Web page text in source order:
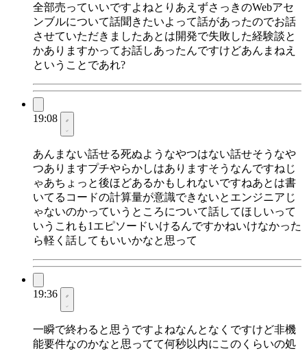
全部売っていいですよねとりあえずさっきのWebアセ
ンブルについて話聞きたいよって話があったのでお話
させていただきましたあとは開発で失敗した経験談と
かありますかってお話しあったんですけどあんまねえ
ということであれ?
19:08
あんまない話せる死ぬようなやつはない話せそうなや
つありますプチやらかしはありますそうなんですねじ
ゃあちょっと後ほどあるかもしれないですねあとは書
いてるコードの計算量が意識できないとエンジニアじ
ゃないのかっていうところについて話してほしいって
いうこれも1エピソードいけるんですかねいけなかった
ら軽く話してもいいかなと思って
19:36
一瞬で終わると思うですよねなんとなくですけど非機
能要件なのかなと思ってて何秒以内にこのくらいの処